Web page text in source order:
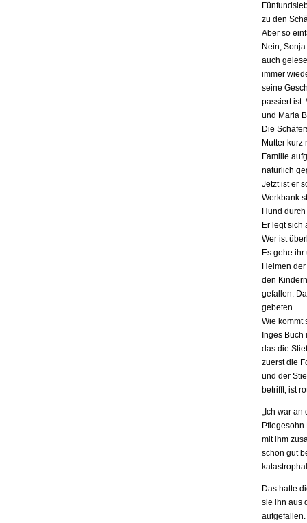
zu den
Aber so
Nein,
auch
immer
seine
passiert ist.
und Maria
Die
Mutter
Familie
natürlich
Jetzt ist er
Werkbank
Hund
Er legt sich
Wer ist
Es gehe
Heimen
den
gefallen.
gebeten. ...
Wie kommt
Inges
das die
zuerst die
und der
betrifft, ist
„Ich war
Pflegesohn
mit ihm
schon gut
Das hatte
sie ihn aus